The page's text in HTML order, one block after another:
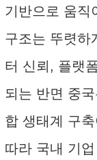
기반으로 움직
구조는 뚜렷하
터 신뢰, 플랫
되는 반면 중
합 생태계 구
따라 국내 기